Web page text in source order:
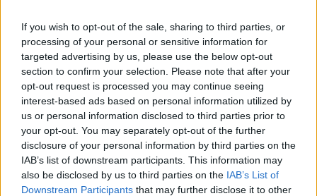
If you wish to opt-out of the sale, sharing to third parties, or
processing of your personal or sensitive information for
targeted advertising by us, please use the below opt-out
section to confirm your selection. Please note that after your
opt-out request is processed you may continue seeing
interest-based ads based on personal information utilized by
us or personal information disclosed to third parties prior to
your opt-out. You may separately opt-out of the further
disclosure of your personal information by third parties on the
IAB’s list of downstream participants. This information may
also be disclosed by us to third parties on the IAB’s List of
Downstream Participants that may further disclose it to other
Celníci odhalili gang překupníků papoušků, zajistili
stovku ptáků
5.8.2026 20:13 (ČTK)
Celníci odhalili gang
překupníků chráněných druhů
papoušků působící v několika
krajích a zajistili asi stovku
ptáků. S odchytem a
zajištěním zvířat celníkům pomohly zoo v Praze, Zlíně a Ostravě. V
ostravské zahradě také papoušci nalezli dočasné útočiště. V
tiskové zprávě nawebucelníků to oznámila mluvčí Celní správy ČR
Martina Kaňková. Případem se zabývá policie.